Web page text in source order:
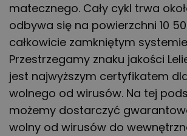
matecznego. Cały cykl trwa
odbywa się na powierzchni 10
całkowicie zamkniętym
Przestrzegamy znaku jakości
jest najwyższym certyfikatem
wolnego od wirusów. Na tej
możemy dostarczyć
wolny od wirusów do